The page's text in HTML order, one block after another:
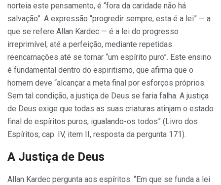
norteia este pensamento, é “fora da caridade não há
salvação”. A expressão “progredir sempre; esta é a lei” — a
que se refere Allan Kardec — é a lei do progresso
irreprimível, até a perfeição, mediante repetidas
reencarnações até se tornar “um espírito puro”. Este ensino
é fundamental dentro do espiritismo, que afirma que o
homem deve “alcançar a meta final por esforços próprios.
Sem tal condição, a justiça de Deus se faria falha. A justiça
de Deus exige que todas as suas criaturas atinjam o estado
final de espíritos puros, igualando-os todos” (Livro dos
Espíritos, cap. IV, item II, resposta da pergunta 171).
A Justiça de Deus
Allan Kardec pergunta aos espíritos: “Em que se funda a lei